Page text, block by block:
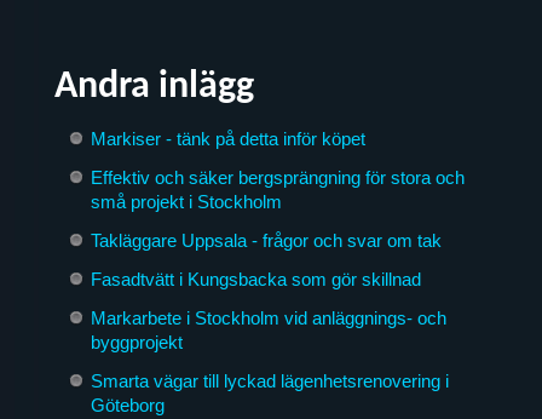
Andra inlägg
Markiser - tänk på detta inför köpet
Effektiv och säker bergsprängning för stora och
små projekt i Stockholm
Takläggare Uppsala - frågor och svar om tak
Fasadtvätt i Kungsbacka som gör skillnad
Markarbete i Stockholm vid anläggnings- och
byggprojekt
Smarta vägar till lyckad lägenhetsrenovering i
Göteborg